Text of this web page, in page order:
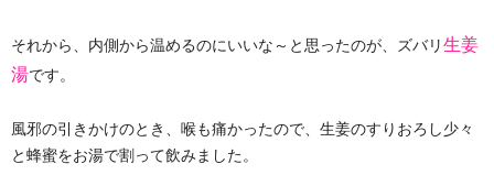
それから、内側から温めるのにいいな～と思ったのが、ズバリ生姜
湯です。
風邪の引きかけのとき、喉も痛かったので、生姜のすりおろし少々
と蜂蜜をお湯で割って飲みました。